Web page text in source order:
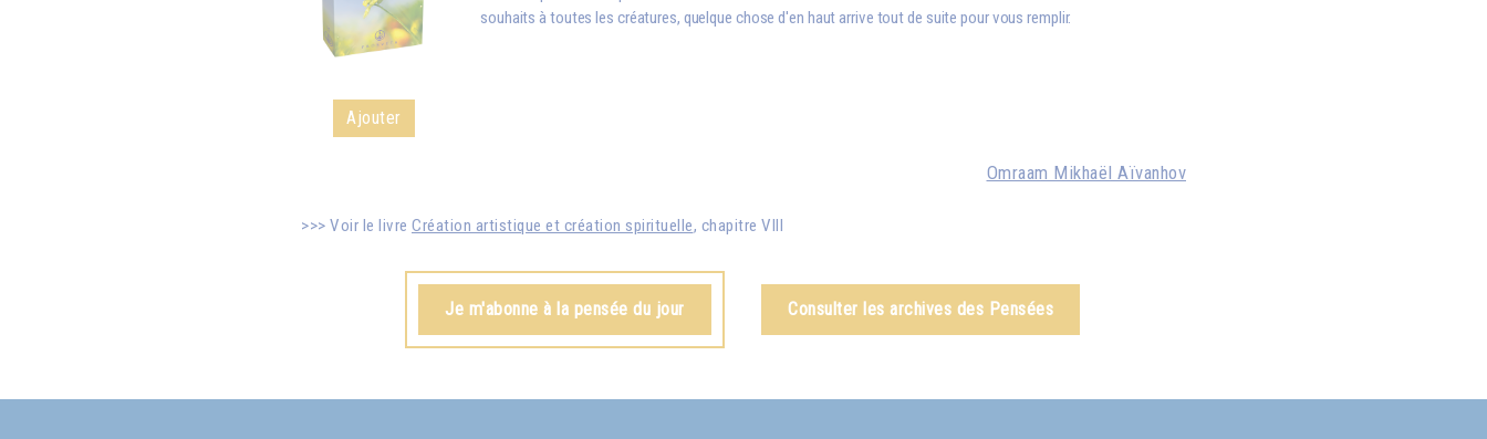
Ajouter
souhaits à toutes les créatures, quelque chose d'en haut arrive tout de suite pour vous remplir.
Omraam Mikhaël Aïvanhov
Voir le livre Création artistique et création spirituelle, chapitre VIII
Je m'abonne à la pensée du jour Consulter les archives des Pensées